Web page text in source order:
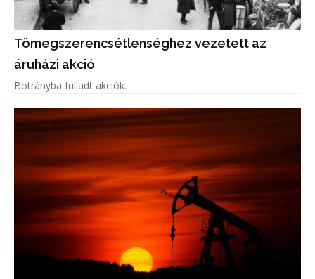
Tömegszerencsétlenséghez vezetett az
áruházi akció
Botrányba fulladt akciók.